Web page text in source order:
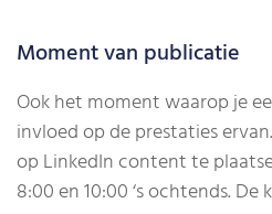
Moment van publicatie
Ook het moment waarop je
invloed op de prestaties
op LinkedIn content te
8:00 en 10:00 ‘s ochtends.